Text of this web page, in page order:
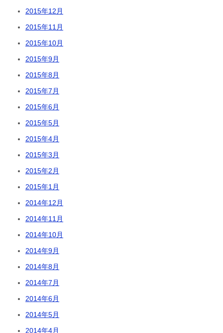
2015年12月
2015年11月
2015年10月
2015年9月
2015年8月
2015年7月
2015年6月
2015年5月
2015年4月
2015年3月
2015年2月
2015年1月
2014年12月
2014年11月
2014年10月
2014年9月
2014年8月
2014年7月
2014年6月
2014年5月
2014年4月